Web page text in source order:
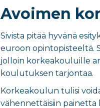
Avoimen
Sivista pitää hyvänä
euroon opintopisteeltä.
jolloin korkeakouluille
koulutuksen tarjontaa.
Korkeakoulun tulisi
vähennettäisiin